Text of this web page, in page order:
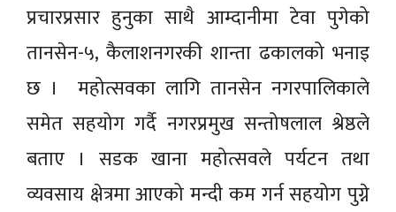
प्रचारप्रसार हुनुका साथै आम्दानीमा टेवा पुगेको
तानसेन-५, कैलाशनगरकी शान्ता ढकालको भनाइ
छ । महोत्सवका लागि तानसेन नगरपालिकाले
समेत सहयोग गर्दै नगरप्रमुख सन्तोषलाल श्रेष्ठले
बताए । सडक खाना महोत्सवले पर्यटन तथा
व्यवसाय क्षेत्रमा आएको मन्दी कम गर्न सहयोग पुग्ने